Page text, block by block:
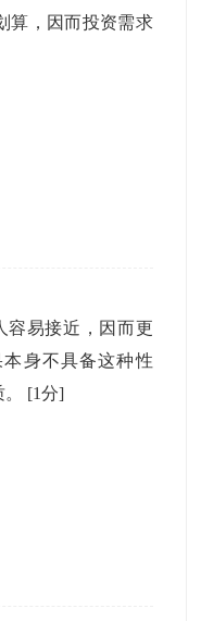
算，因而投资需求
容易接近，因而更
身不具备这种性
[1分]